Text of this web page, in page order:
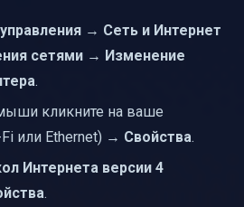
→ Сеть и Интернет
сетями → Изменение
.
кликните на ваше
или Ethernet) → Свойства.
Интернета версии 4
.